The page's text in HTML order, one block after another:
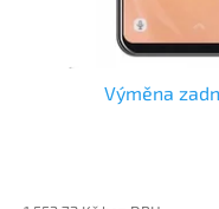
Výměna